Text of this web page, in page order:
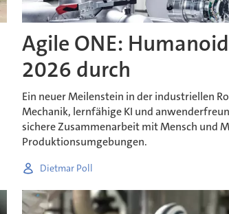
Agile ONE:
2026 durch
Ein neuer Meilenstein in der industriellen
Mechanik, lernfähige KI und
sichere Zusammenarbeit mit Mensch und
Produktionsumgebungen.
Dietmar Poll